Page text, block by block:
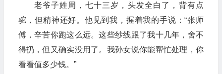
老爷子姓周，七十三岁，头发全白了，背有点
驼，但精神还好。他见到我，握着我的手说：“张师
傅，辛苦你跑这么远。这些纱线跟了我十几年，舍不
得扔，但又确实没用了。我孙女说你能帮忙处理，你
看看值多少钱。”